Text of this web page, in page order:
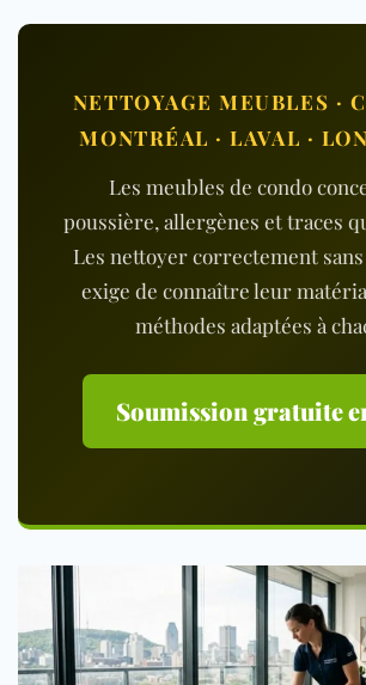
NETTOYAGE MEUBLES ·
MONTRÉAL · LAVAL ·
Les meubles de condo
poussière, allergènes et traces
Les nettoyer correctement
exige de connaître leur
méthodes adaptées à
Soumission gratuite